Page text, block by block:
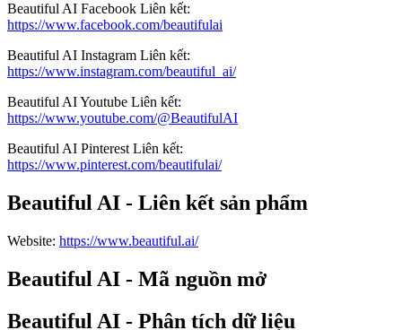
Beautiful AI Facebook Liên kết:
https://www.facebook.com/beautifulai
Beautiful AI Instagram Liên kết:
https://www.instagram.com/beautiful_ai/
Beautiful AIYoutube Liên kết:
https://www.youtube.com/@BeautifulAI
Beautiful AI Pinterest Liên kết:
https://www.pinterest.com/beautifulai/
Beautiful AI - Liên kết sản phẩm
Website: https://www.beautiful.ai/
Beautiful AI - Mã nguồn mở
Beautiful AI - Phân tích dữ liệu